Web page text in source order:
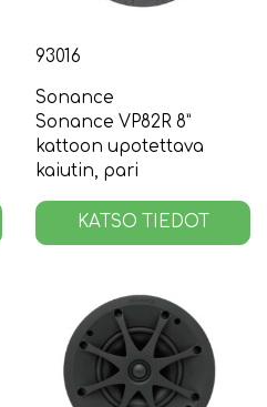
93016
Sonance
Sonance VP82R 8”
kattoon upotettava
kaiutin, pari
KATSO TIEDOT